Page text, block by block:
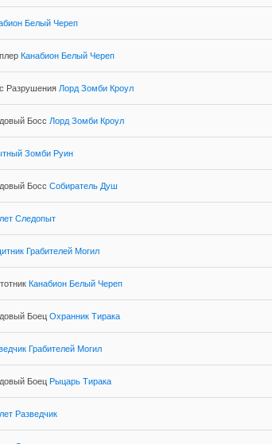
Белый Череп
Канабион Белый Череп
Разрушения Лорд Зомби Кроул
Босс Лорд Зомби Кроул
Зомби Руин
Босс Собиратель Душ
Следопыт
Грабителей Могил
Канабион Белый Череп
Боец Охранник Тирака
Грабителей Могил
Боец Рыцарь Тирака
Разведчик